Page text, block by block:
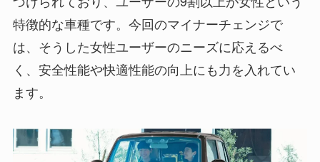
特徴的な車種です。今回のマイナーチェンジで
は、そうした女性ユーザーのニーズに応えるべ
く、安全性能や快適性能の向上にも力を入れてい
ます。